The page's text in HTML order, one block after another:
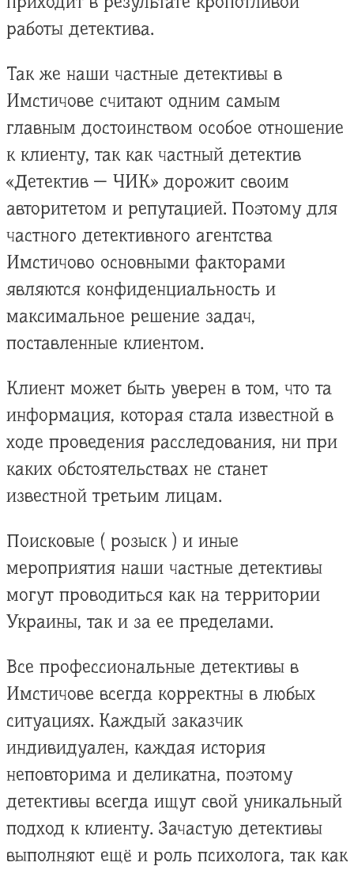
работы детектива.
Так же наши частные детективы в
Имстичове считают одним самым
главным достоинством особое отношение
к клиенту, так как частный детектив
«Детектив — ЧИК» дорожит своим
авторитетом и репутацией. Поэтому для
частного детективного агентства
Имстичово основными факторами
являются конфиденциальность и
максимальное решение задач,
поставленные клиентом.
Клиент может быть уверен в том, что та
информация, которая стала известной в
ходе проведения расследования, ни при
каких обстоятельствах не станет
известной третьим лицам.
Поисковые ( розыск ) и иные
мероприятия наши частные детективы
могут проводиться как на территории
Украины, так и за ее пределами.
Все профессиональные детективы в
Имстичове всегда корректны в любых
ситуациях. Каждый заказчик
индивидуален, каждая история
неповторима и деликатна, поэтому
детективы всегда ищут свой уникальный
подход к клиенту. Зачастую детективы
выполняют ещё и роль психолога, так как